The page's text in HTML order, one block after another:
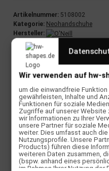
Artikelnummer: 5108002
Kategorie: Neohandschuhe
Hersteller:
Beschreibung
O'Neill Psycho Tech 5mm
Wenn das Wasser kalt
werden sollen: Die
halten deine Hände
jeden Zug. Der
die Wärme eines
normalen Handschuhs.
Neopren bringt maximale
die flüssig versiegelten
Wir verwenden auf hw-
um die einwandfreie
gewährleisten, Inhalte und
Funktionen für soziale
Zugriffe auf unserer Website
wir Informationen zu Ihrer
unsere Partner für soziale
weiter. Dies umfasst auch
Nutzungsprofile. Unsere
Products) führen diese
weiteren Daten zusammen,
(bspw. anhand eines
im Rahmen Ihrer Nutzung